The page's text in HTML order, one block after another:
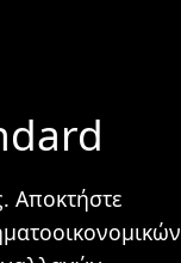
Αποκτήστε